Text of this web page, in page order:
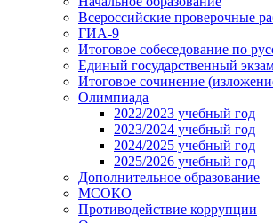
Всероссийские проверочные
ГИА-9
Итоговое собеседование по
Единый государственный
Итоговое сочинение
Олимпиада
2022/2023 учебный год
2023/2024 учебный год
2024/2025 учебный год
2025/2026 учебный год
Дополнительное образование
МСОКО
Противодействие коррупции